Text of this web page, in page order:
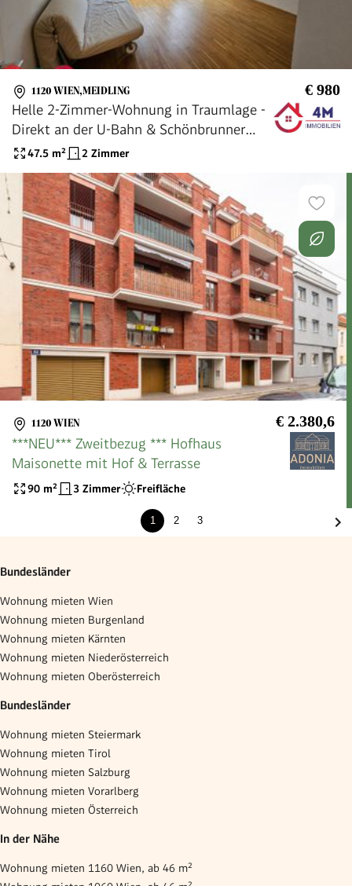
1120 WIEN,MEIDLING € 980
Helle 2-Zimmer-Wohnung in Traumlage -
Direkt an der U-Bahn & Schönbrunner
Straße!
47.5 m² 2 Zimmer
1120 WIEN € 2.380,6
***NEU*** Zweitbezug *** Hofhaus
Maisonette mit Hof & Terrasse
90 m² 3 Zimmer Freifläche
1 2 3
Bundesländer
Wohnung mieten Wien
Wohnung mieten Burgenland
Wohnung mieten Kärnten
Wohnung mieten Niederösterreich
Wohnung mieten Oberösterreich
Bundesländer
Wohnung mieten Steiermark
Wohnung mieten Tirol
Wohnung mieten Salzburg
Wohnung mieten Vorarlberg
Wohnung mieten Österreich
In der Nähe
Wohnung mieten 1160 Wien, ab 46 m²